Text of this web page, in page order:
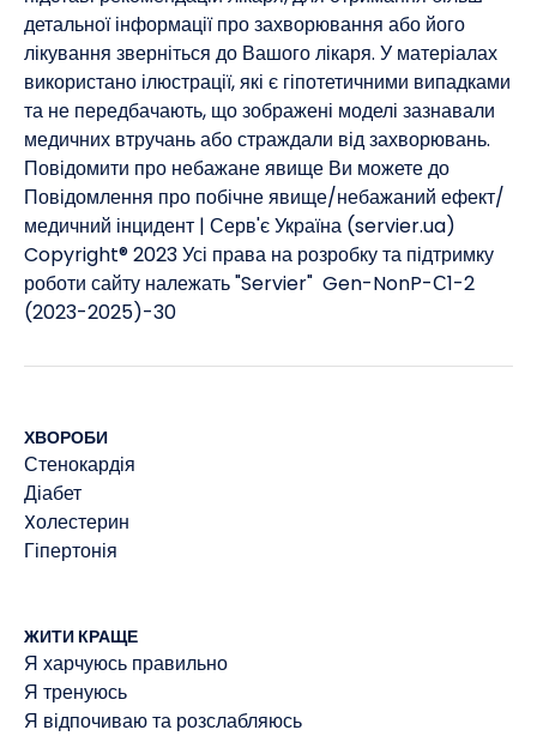
детальної інформації про захворювання або його
лікування зверніться до Вашого лікаря. У матеріалах
використано ілюстрації, які є гіпотетичними випадками
та не передбачають, що зображені моделі зазнавали
медичних втручань або страждали від захворювань. ​
Повідомити про небажане явище Ви можете до
Повідомлення про побічне явище/небажаний ефект/
медичний інцидент | Серв'є Україна (servier.ua)
Copyright® 2023 Усі права на розробку та підтримку
роботи сайту належать "Servier" Gen-NonP-С1-2
(2023-2025)-30
ХВОРОБИ
Стенокардія
Діабет
Xолестерин
Гіпертонія
ЖИТИ КРАЩЕ
Я харчуюсь правильно
Я тренуюсь
Я відпочиваю та розслабляюсь